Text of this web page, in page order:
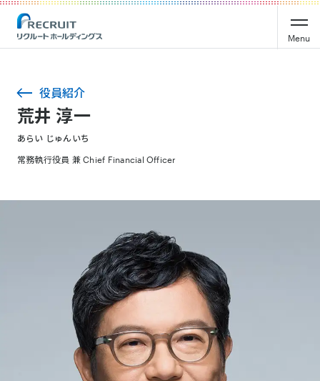
Menu
役員紹介
荒井 淳一
あらい じゅんいち
常務執行役員 兼 Chief Financial Officer